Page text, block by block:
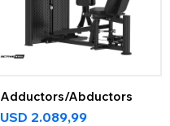
Adductors/Abductors
USD 2.089,99